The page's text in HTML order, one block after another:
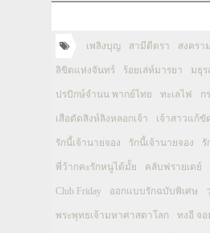
เพลิงบุญ สามีตีตรา สงครา
ลิขิตแห่งจันทร์ ร้อยเล่ห์มารยา มธุ
ปรปักษ์จำนน พากย์ไทย ทะเลไฟ ก
เสือตัดสิงห์ลิงหลอกเจ้า เจ้าสาวแก้ขั
รักนี้เจ้านายจอง รักนี้เจ้านายจอง รั
พี่ว้ากคะรักหนูได้มั้ย คลับฟรายเดย์
Club Friday ออกแบบรักฉบับพิเศษ
พระพุทธเจ้ามหาศาสดาโลก ทงอี จ